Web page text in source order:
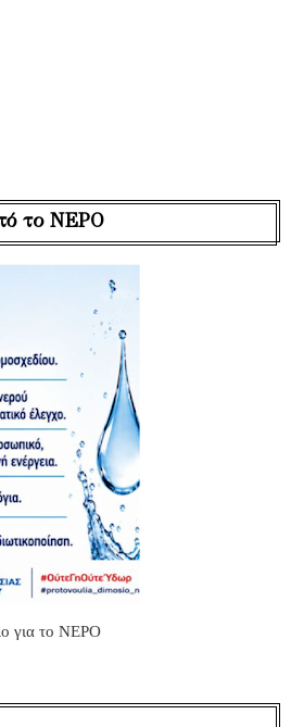
το ΝΕΡΟ
για το ΝΕΡΟ